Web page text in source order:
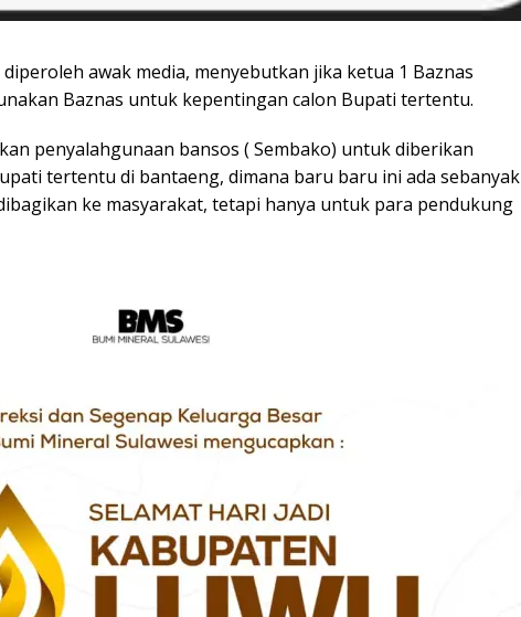
awak media, menyebutkan jika ketua 1 Baznas
Baznas untuk kepentingan calon Bupati tertentu.
penyalahgunaan bansos ( Sembako) untuk diberikan
tertentu di bantaeng, dimana baru baru ini ada sebanyak
ke masyarakat, tetapi hanya untuk para pendukung